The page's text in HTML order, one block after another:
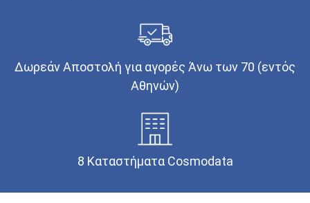
Δωρεάν Αποστολή για αγορές Άνω των 70 (εντός
Αθηνών)
8 Καταστήματα Cosmodata